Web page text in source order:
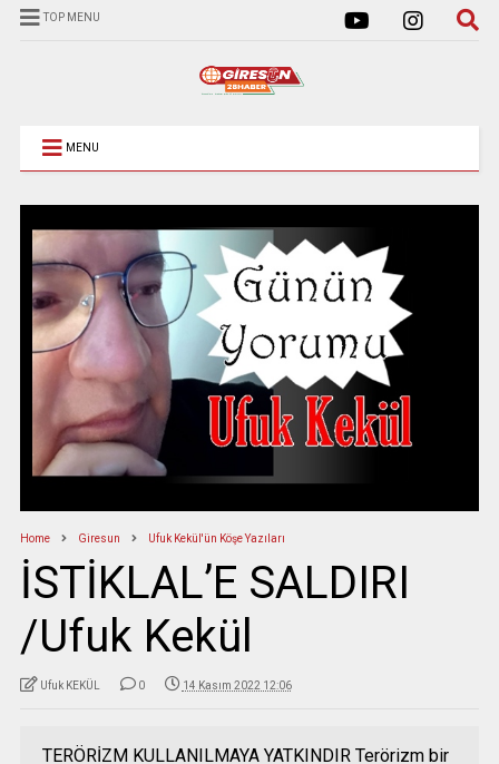
TOP MENU
MENU
Home Giresun Ufuk Kekül'ün Köşe Yazıları
İSTİKLAL’E SALDIRI
/Ufuk Kekül
Ufuk KEKÜL 0 14 Kasım 2022 12:06
TERÖRİZM KULLANILMAYA YATKINDIR Terörizm bir